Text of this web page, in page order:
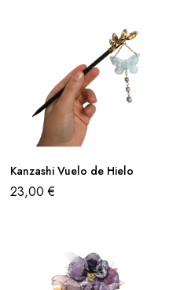
Kanzashi Vuelo de Hielo
23,00€